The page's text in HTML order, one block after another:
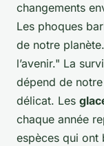
changements
Les phoques
de notre
l’avenir." La
dépend de
délicat. Les
chaque année
espèces qui ont